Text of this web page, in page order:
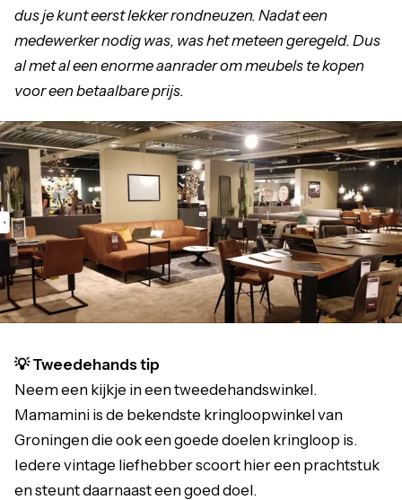
dus je kunt eerst lekker rondneuzen. Nadat een
medewerker nodig was, was het meteen geregeld. Dus
al met al een enorme aanrader om meubels te kopen
voor een betaalbare prijs.
💡 Tweedehands tip
Neem een kijkje in een tweedehandswinkel.
Mamamini is de bekendste kringloopwinkel van
Groningen die ook een goede doelen kringloop is.
Iedere vintage liefhebber scoort hier een prachtstuk
en steunt daarnaast een goed doel.